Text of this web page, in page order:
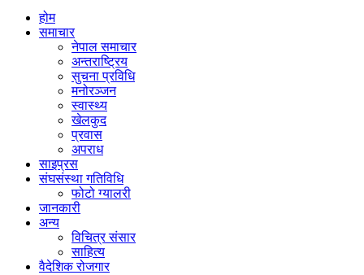
होम
समाचार
नेपाल समाचार
अन्तराष्ट्रिय
सुचना प्रविधि
मनोरञ्जन
स्वास्थ्य
खेलकुद
प्रवास
अपराध
साइप्रस
संघसंस्था गतिविधि
फोटो ग्यालरी
जानकारी
अन्य
विचित्र संसार
साहित्य
वैदेशिक रोजगार